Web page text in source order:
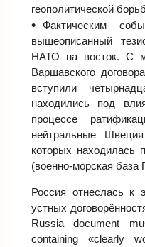
геополитической
Фактическим
вышеописанный
НАТО на восток. С
Варшавского
вступили
находились под
процессе
нейтральные
которых
(военно-морская база
Россия отнеслась к
устных
Russia document
containing «clearly